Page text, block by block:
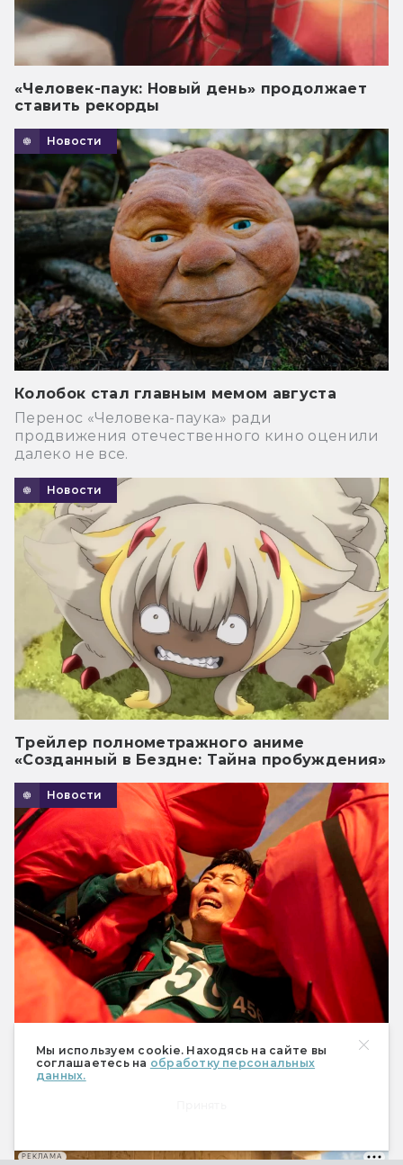
Мы используем cookie. Находясь на сайте вы
соглашаетесь на обработку персональных
данных.
«Человек-паук: Новый день» продолжает
ставить рекорды
Новости
Колобок стал главным мемом августа
Перенос «Человека-паука» ради
продвижения отечественного кино оценили
далеко не все.
Новости
Трейлер полнометражного аниме
«Созданный в Бездне: Тайна пробуждения»
Новости
Англоязычный спин-офф «Игры в
кальмара» от Дэвида Финчера могли
отменить
РЕКЛАМА